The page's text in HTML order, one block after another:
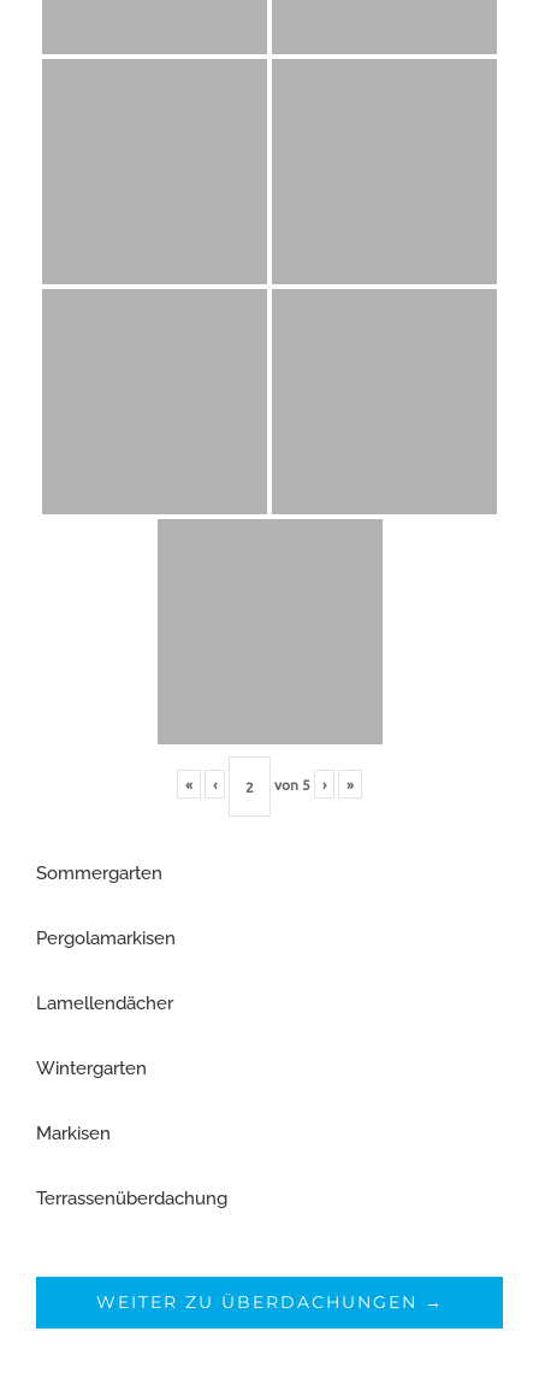
« ‹ von 5 › »
Sommergarten
Pergolamarkisen
Lamellendächer
Wintergarten
Markisen
Terrassenüberdachung
WEITER ZU ÜBERDACHUNGEN →